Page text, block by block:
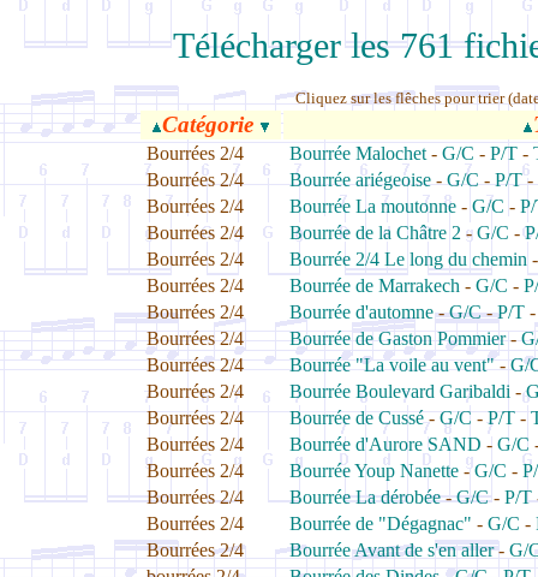
Télécharger les 761
Cliquez sur les flêches pour trier
Catégorie
Bourrées 2/4 Bourrée Malochet - G/C - P/T -
Bourrées 2/4
Bourrée ariégeoise-G/C-P/T-
Bourrées 2/4
Bourrée La moutonne - G/C -
Bourrées 2/4
Bourrée de la Châtre 2 -G/C -
Bourrées 2/4
Bourrée 2/4 Le long du chemin
Bourrées 2/4
Bourrée de Marrakech - G/C -
Bourrées 2/4
Bourrée d'automne-G/C-P/T
Bourrées 2/4
Bourrée de Gaston Pommier-
Bourrées 2/4
Bourrée "La voile au vent"-G/
Bourrées 2/4
Bourrée Boulevard Garibaldi -
Bourrées 2/4
Bourrée de Cussé-G/C-P/T-
Bourrées 2/4
Bourrée d'Aurore SAND - G/C
Bourrées 2/4
Bourrée Youp Nanette -G/C -
Bourrées 2/4
Bourrée La dérobée-G/C- P/T
Bourrées 2/4
Bourrée de "Dégagnac" - G/C -
Bourrées 2/4
Bourrée Avant de s'en aller- G/